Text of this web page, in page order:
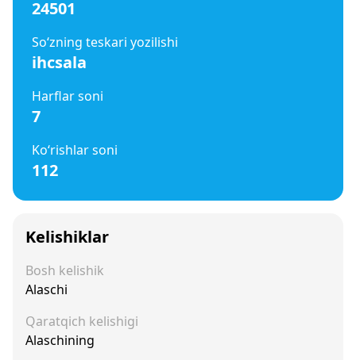
24501
So‘zning teskari yozilishi
ihcsala
Harflar soni
7
Ko‘rishlar soni
112
Kelishiklar
Bosh kelishik
Alaschi
Qaratqich kelishigi
Alaschining